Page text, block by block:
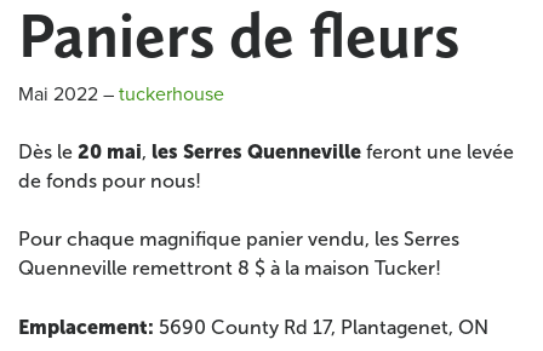
Paniers de fleurs
Mai 2022–tuckerhouse
Dès le 20 mai, les Serres Quenneville feront une levée
de fonds pour nous!
Pour chaque magnifique panier vendu, les Serres
Quenneville remettront 8 $ à la maison Tucker!
Emplacement: 5690 County Rd 17, Plantagenet, ON